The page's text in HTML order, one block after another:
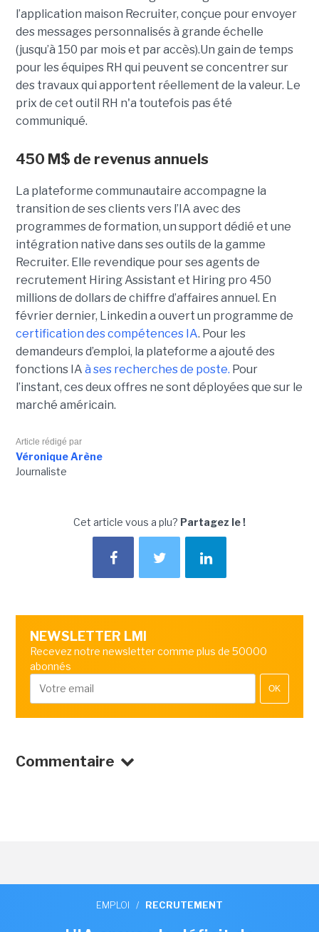
l’application maison Recruiter, conçue pour envoyer
des messages personnalisés à grande échelle
(jusqu’à 150 par mois et par accès).Un gain de temps
pour les équipes RH qui peuvent se concentrer sur
des travaux qui apportent réellement de la valeur. Le
prix de cet outil RH n'a toutefois pas été
communiqué.
450 M$ de revenus annuels
La plateforme communautaire accompagne la
transition de ses clients vers l’IA avec des
programmes de formation, un support dédié et une
intégration native dans ses outils de la gamme
Recruiter. Elle revendique pour ses agents de
recrutement Hiring Assistant et Hiring pro 450
millions de dollars de chiffre d’affaires annuel. En
février dernier, Linkedin a ouvert un programme de
certification des compétences IA. Pour les
demandeurs d’emploi, la plateforme a ajouté des
fonctions IA à ses recherches de poste. Pour
l’instant, ces deux offres ne sont déployées que sur le
marché américain.
Article rédigé par
Véronique Arène
Journaliste
Cet article vous a plu? Partagez le !
NEWSLETTER LMI
Recevez notre newsletter comme plus de 50000
abonnés
OK
Commentaire
EMPLOI / RECRUTEMENT